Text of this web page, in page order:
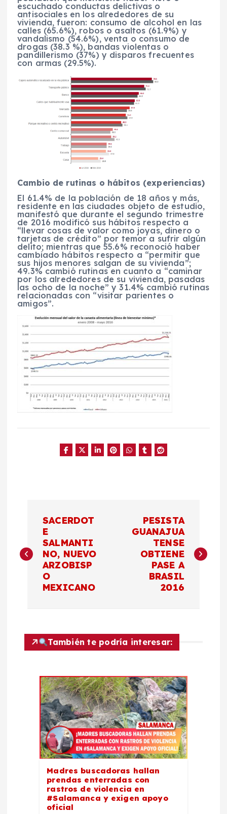
escuchado conductas delictivas o
antisociales en los alrededores de su
vivienda, fueron: consumo de alcohol en las
calles (65.6%), robos o asaltos (61.9%) y
vandalismo (54.6%), venta o consumo de
drogas (38.3 %), bandas violentas o
pandillerismo (37%) y disparos frecuentes
con armas (29.5%).
Cambio de rutinas o hábitos (experiencias)
El 61.4% de la población de 18 años y más,
residente en las ciudades objeto de estudio,
manifestó que durante el segundo trimestre
de 2016 modificó sus hábitos respecto a
“llevar cosas de valor como joyas, dinero o
tarjetas de crédito” por temor a sufrir algún
delito; mientras que 55.6% reconoció haber
cambiado hábitos respecto a “permitir que
sus hijos menores salgan de su vivienda”;
49.3% cambió rutinas en cuanto a “caminar
por los alrededores de su vivienda, pasadas
las ocho de la noche” y 31.4% cambió rutinas
relacionadas con “visitar parientes o
amigos”.
v
a
SACERDOT
E
SALMANTI
NO, NUEVO
ARZOBISP
O
MEXICANO
PESISTA
GUANAJUA
TENSE
OBTIENE
PASE A
BRASIL
2016
También te podría interesar:
Madres buscadoras hallan
prendas enterradas con
rastros de violencia en
#Salamanca y exigen apoyo
oficial